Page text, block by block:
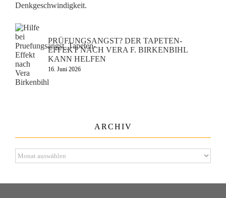
PRÜFUNGSANGST? DER TAPETEN-
EFFEKT NACH VERA F. BIRKENBIHL
KANN HELFEN
16. Juni 2026
ARCHIV
Archiv